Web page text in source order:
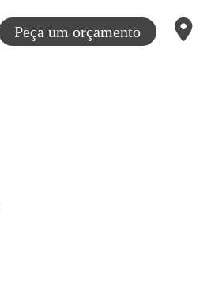
Peça um orçamento